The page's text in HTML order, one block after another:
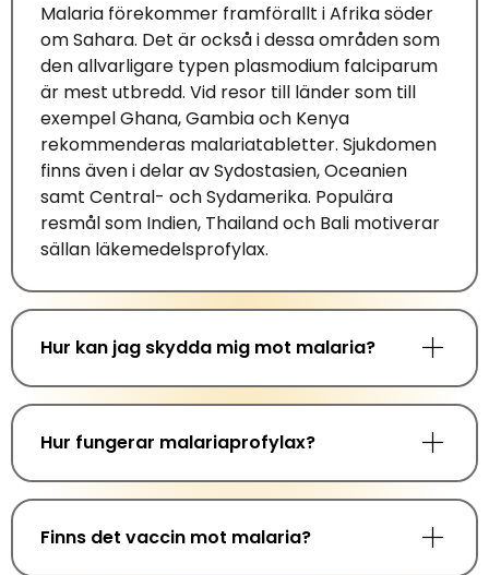
Malaria förekommer framförallt i Afrika söder
om Sahara. Det är också i dessaområden som
denallvarligare typen plasmodium falciparum
är mest utbredd. Vid resor till länder som till
exempelGhana, Gambia och Kenya
rekommenderas malariatabletter. Sjukdomen
finns även idelar avSydostasien, Oceanien
samt Central- och Sydamerika. Populära
resmål som Indien, Thailandoch Bali motiverar
sällan läkemedelsprofylax.
Hur kan jag skydda mig mot malaria?
Hur fungerar malariaprofylax?
Finns det vaccin mot malaria?